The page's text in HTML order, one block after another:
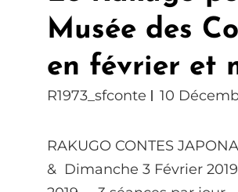
Musée des
en février et
R1973_sfconte 10
RAKUGO CONTES
& Dimanche 3 Février